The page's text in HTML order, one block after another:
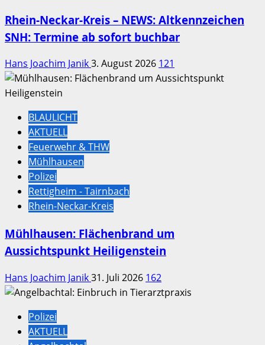
Rhein-Neckar-Kreis – NEWS: Altkennzeichen
SNH: Termine ab sofort buchbar
Hans Joachim Janik3. August 2026 121
BLAULICHT
AKTUELL
Feuerwehr & THW
Mühlhausen
Polizei
Rettigheim - Tairnbach
Rhein-Neckar-Kreis
Mühlhausen: Flächenbrand um
Aussichtspunkt Heiligenstein
Hans Joachim Janik31. Juli 2026 162
Polizei
AKTUELL